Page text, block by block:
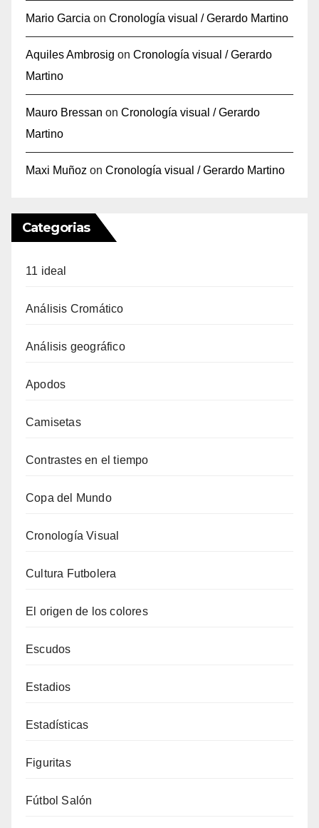
Mario Garcia on Cronología visual / Gerardo Martino
Aquiles Ambrosig on Cronología visual / Gerardo
Martino
Mauro Bressan on Cronología visual / Gerardo
Martino
Maxi Muñoz on Cronología visual / Gerardo Martino
Categorias
11 ideal
Análisis Cromático
Análisis geográfico
Apodos
Camisetas
Contrastes en el tiempo
Copa del Mundo
Cronología Visual
Cultura Futbolera
El origen de los colores
Escudos
Estadios
Estadísticas
Figuritas
Fútbol Salón